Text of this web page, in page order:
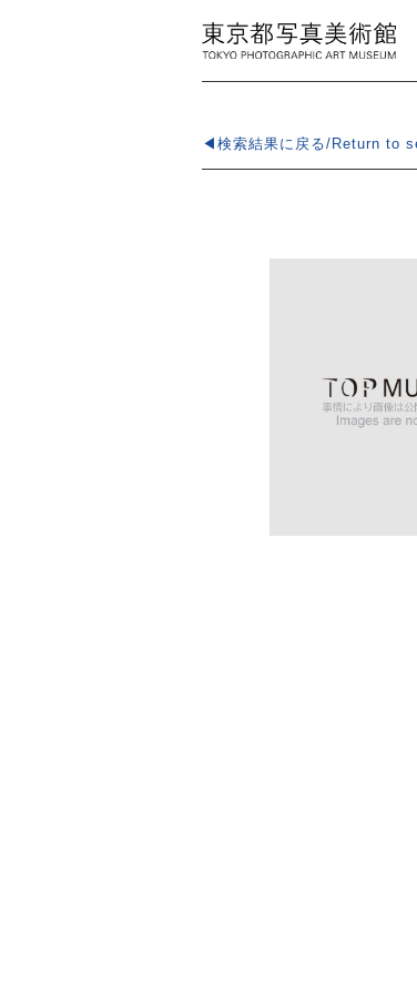
◀検索結果に戻る/Return to